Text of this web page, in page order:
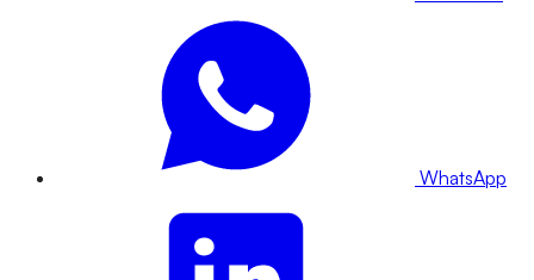
WhatsApp